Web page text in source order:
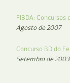
FIBDA: Concursos
Agosto de 2007
Concurso BD do
Setembro de 2003